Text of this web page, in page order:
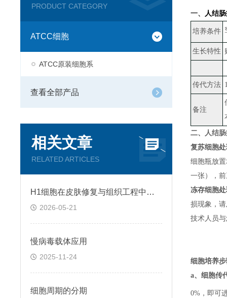
PRODUCT CATEGORY
ATCC细胞
ATCC原装细胞系
查看全部产品
相关文章
RELATED ARTICLES
H1细胞在皮肤修复与组织工程中的应用前景
2026-05-21
慢病毒载体应用
2025-11-24
细胞周期的分期
一、 人结
培养条件
生长特性
传代方法
备注
二、
人结
复苏细胞
细胞瓶放
一张）
，
冻存细胞
损现象，
技术人员
细胞培养
a、 细胞传
0%，即可